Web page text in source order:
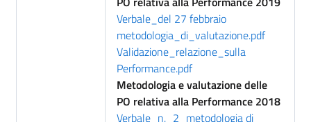
Verbale_del 27 febbraio
metodologia_di_valutazione.pdf
Validazione_relazione_sulla
Performance.pdf
Metodologia e valutazione delle
PO relativa alla Performance 2018
Verbale_n._2_metodologia di